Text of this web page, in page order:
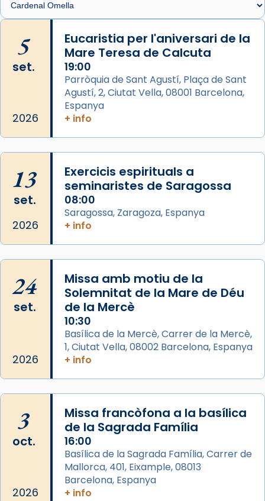
🔗
📸 J. Merino
Photo
View on Facebook ·
Arquebisbat de Barcelona
de Barcelona.
2 weeks ago
comitè organitzador de la visita apostòlica
del Sant Pare Lleó XIV a Barcelona, i als
col·laboradors, a la Catedral de Barcelona.
L’arquebisbe de Barcelona, el cardenal Joan
📸 Dr. G. Simón
Photo
View on Facebook ·
Arquebisbat de Barcelona
Memòria de les santes Juliana i
Semproniana, verges i màrtirs.
Acompanyant la història de sant Cugat, a
partir de l’Edat Mitjana sorgeix la tradició
que les santes Juliana (“relatiu a Júlia”) i
Semproniana (“relatiu a Semprònia =
eterna”) són deixebles seves. I l’any 1667, el
5
set.
2026
Eucaristia per l'aniversari de la
Mare Teresa de Calcuta
19:00
Parròquia de Sant Agustí, Plaça de Sant
Agustí, 2, Ciutat Vella, 08001 Barcelona,
Espanya
+ info
13
set.
2026
Exercicis espirituals a
seminaristes de Saragossa
08:00
Saragossa, Zaragoza, Espanya
+ info
24
set.
2026
Missa amb motiu de la
Solemnitat de la Mare de Déu
de la Mercè
10:30
Basílica de la Mercè, Carrer de la Mercè,
1, Ciutat Vella, 08002 Barcelona, Espanya
+ info
3
oct.
2026
Missa francòfona a la basílica
de la Sagrada Família
16:00
Basílica de la Sagrada Família, Carrer de
Mallorca, 401, Eixample, 08013
Barcelona, Espanya
+ info